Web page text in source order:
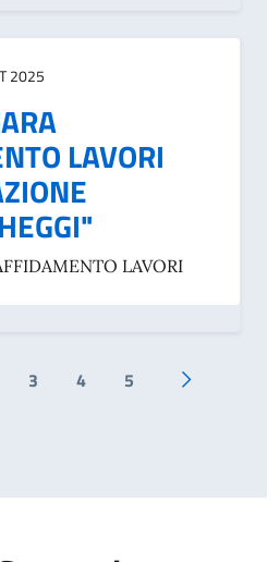
2025
LAVORI
LAVORI
3 4 5 Pagina